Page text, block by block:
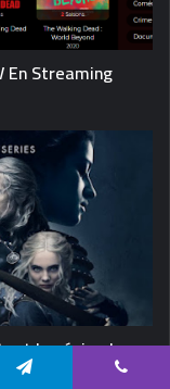
En Streaming
les épisodes